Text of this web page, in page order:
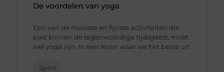
De voordelen van yoga
Een van de mooiste en fijnste activiteiten die
past binnen de tegenwoordige tijdsgeest, moet
wel yoga zijn. In een leven waar we het beste uit
Sport